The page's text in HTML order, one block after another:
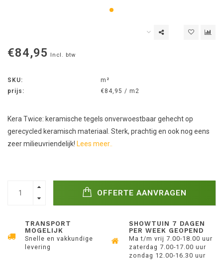
€84,95 Incl. btw
SKU:
m²
prijs:
€84,95 / m2
Kera Twice: keramische tegels onverwoestbaar gehecht op
gerecycled keramisch materiaal. Sterk, prachtig en ook nog eens
zeer milieuvriendelijk! Lees meer..
OFFERTE AANVRAGEN
TRANSPORT
MOGELIJK
Snelle en vakkundige
levering
SHOWTUIN 7 DAGEN
PER WEEK GEOPEND
Ma t/m vrij 7.00-18.00 uur
zaterdag 7.00-17.00 uur
zondag 12.00-16.30 uur